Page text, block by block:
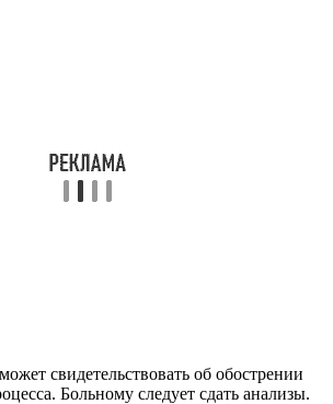
свидетельствовать об обострении
Больному следует сдать анализы.